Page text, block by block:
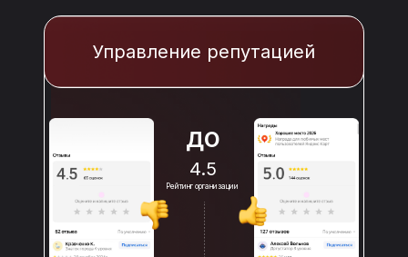
Управление репутацией
ДО
Рейтинг организации
4.5